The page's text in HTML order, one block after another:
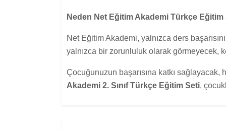
Neden Net Eğitim Akademi Türkçe Eğitim
Net Eğitim Akademi, yalnızca ders
yalnızca bir zorunluluk olarak görmeyecek,
Çocuğunuzun başarısına katkı
Akademi 2. Sınıf Türkçe Eğitim Seti,